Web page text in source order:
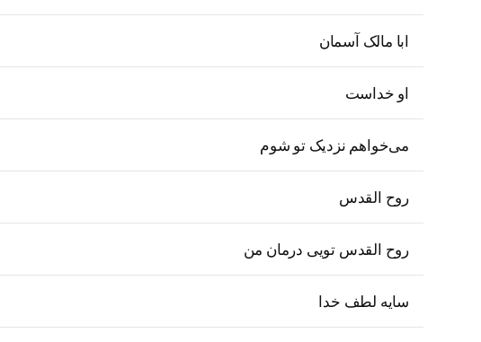
ابا مالک آسمان
او خداست
می‌خواهم نزدیک تو شوم
روح القدس
روح القدس تویی درمان من
سایه لطف خدا